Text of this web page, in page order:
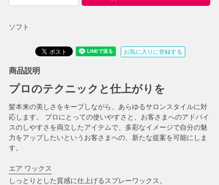
ソフト
お気に入りに登録する
商品説明
プロのテクニックと仕上がりを
髪本来の美しさをキープしながら、あらゆるサロンスタイルに対
応します。 プロにとっての使いやすさと、お客さまへのアドバイ
スのしやすさを両立したアイテムで、多彩なイメージで自分の魅
力をアップしたいというお客さまへの、新たな提案を可能にしま
す。
エア ワックス
しっとりとした質感に仕上げるスプレーワックス。